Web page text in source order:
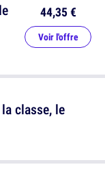
44,35 €
Voir l'offre
classe, le